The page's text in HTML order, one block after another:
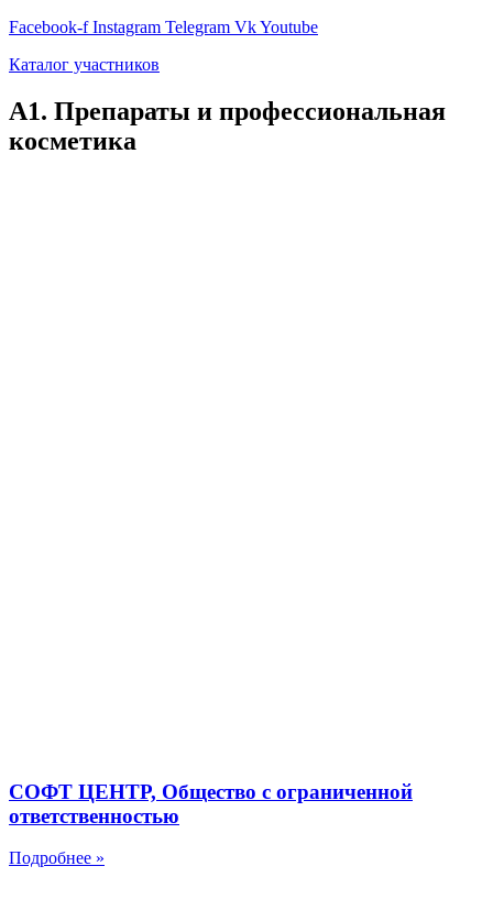
Facebook-f Instagram Telegram VkYoutube
Каталог участников
A1. Препараты и профессиональная
косметика
СОФТ ЦЕНТР, Общество с ограниченной
ответственностью
Подробнее »